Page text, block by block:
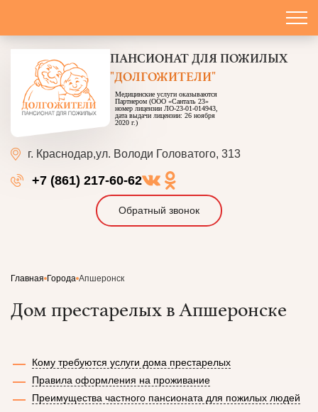
ПАНСИОНАТ ДЛЯ ПОЖИЛЫХ
"ДОЛГОЖИТЕЛИ"
Медицинские услуги оказываются
Партнером (ООО «Санталь 23»
номер лицензии ЛО-23-01-014943,
дата выдачи лицензии: 26 ноября
2020 г.)
г. Краснодар,ул. Володи Головатого, 313
+7 (861) 217-60-62
Обратный звонок
Главная Города Апшеронск
Дом престарелых в Апшеронске
Кому требуются услуги дома престарелых
Правила оформления на проживание
Преимущества частного пансионата для пожилых людей